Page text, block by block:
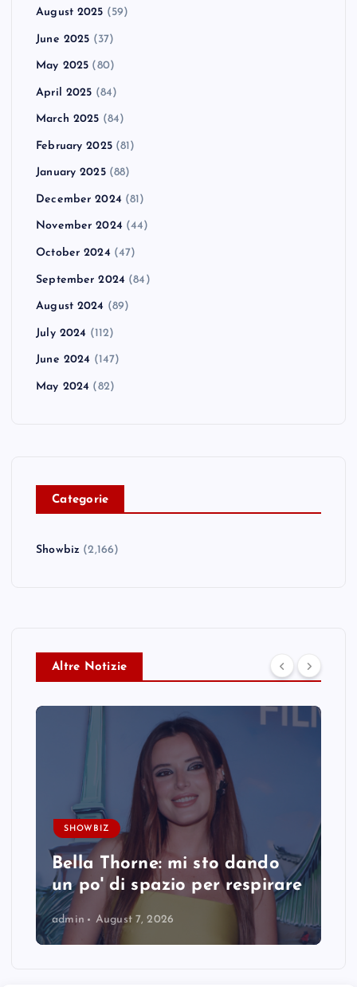
August 2025 (59)
June 2025 (37)
May 2025 (80)
April 2025 (84)
March 2025 (84)
February 2025(81)
January 2025(88)
December 2024 (81)
November 2024 (44)
October 2024 (47)
September 2024 (84)
August 2024 (89)
July 2024 (112)
June 2024 (147)
May 2024 (82)
Categorie
Showbiz (2,166)
Altre Notizie
SHOWBIZ
Bella Thorne: mi sto dando
un po' di spazio per respirare
admin August 7, 2026